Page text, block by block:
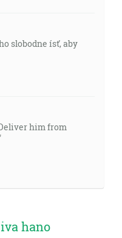
slobodne ísť, aby
him from
hano